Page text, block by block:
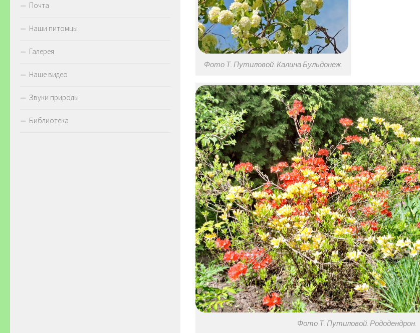
Фото Т. Путиловой. Калина Бульдонеж.
Фото Т. Путиловой. Рододендрон.
Почта
Наши питомцы
Галерея
Наше видео
Звуки природы
Библиотека